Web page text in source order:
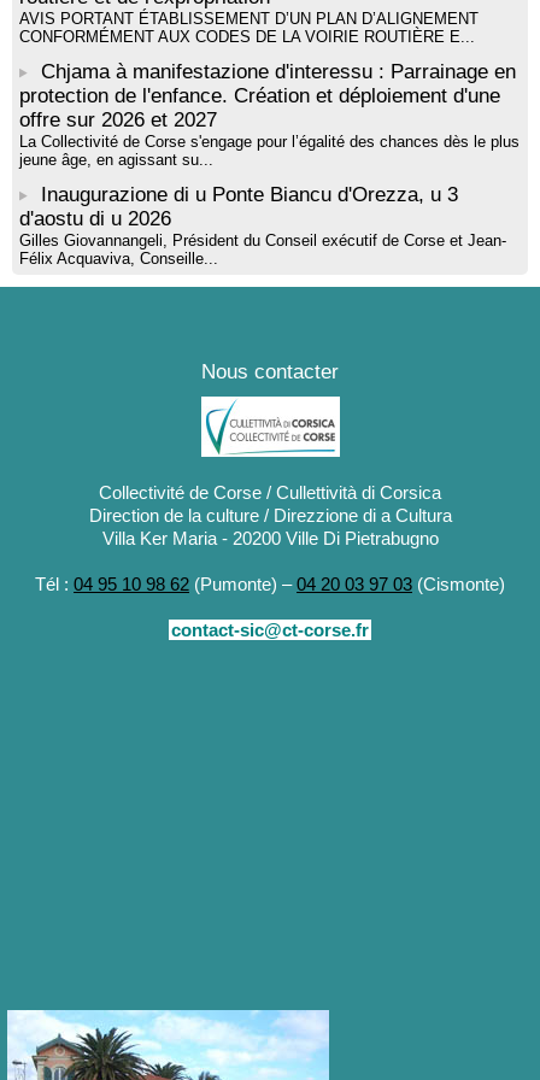
AVIS PORTANT ÉTABLISSEMENT D’UN PLAN D’ALIGNEMENT
CONFORMÉMENT AUX CODES DE LA VOIRIE ROUTIÈRE E...
Chjama à manifestazione d'interessu : Parrainage en
protection de l'enfance. Création et déploiement d'une
offre sur 2026 et 2027
La Collectivité de Corse s'engage pour l’égalité des chances dès le plus
jeune âge, en agissant su...
Inaugurazione di u Ponte Biancu d'Orezza, u 3
d'aostu di u 2026
Gilles Giovannangeli, Président du Conseil exécutif de Corse et Jean-
Félix Acquaviva, Conseille...
Nous contacter
Collectivité de Corse / Cullettività di Corsica
Direction de la culture / Direzzione di a Cultura
Villa Ker Maria - 20200 Ville Di Pietrabugno
Tél : 04 95 10 98 62 (Pumonte) –04 20 03 97 03 (Cismonte)
contact-sic@ct-corse.fr